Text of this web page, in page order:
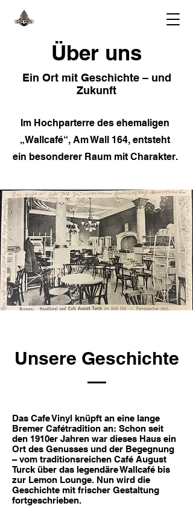
Über uns
Ein Ort mit Geschichte – und
Zukunft
Im Hochparterre des ehemaligen
„Wallcafé“, Am Wall 164, entsteht
ein besonderer Raum mit Charakter.
Unsere Geschichte
Das Cafe Vinyl knüpft an eine lange
Bremer Cafétradition an: Schon seit
den 1910er Jahren war dieses Haus ein
Ort des Genusses und der Begegnung
– vom traditionsreichen Café August
Turck über das legendäre Wallcafé bis
zur Lemon Lounge. Nun wird die
Geschichte mit frischer Gestaltung
fortgeschrieben.